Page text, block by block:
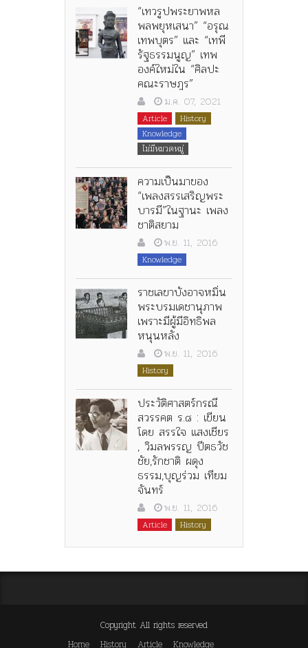
“เทวรูปพระยาพหล
พลพยุหเสนา” “อรุณ
เทพบุตร” และ “เทพี
รัฐธรรมนูญ” เทพ
องค์ใหม่ใน “ศิลปะ
คณะราษฎร”
ม.ค. 07, 2021
Article
History
Knowledge
ไม่มีหมวดหมู่
ความเป็นมาของ
“เพลงสรรเสริญพระ
บารมี”ในฐานะ เพลง
ชาติสยาม
พ.ย. 11, 2016
Knowledge
ราชเลขาบังอาจหมิ่น
พระบรมเดชานุภาพ
เพราะมีผู้มีอิทธิพล
หนุนหลัง
พ.ย. 11, 2016
History
ประวัติศาสตร์กรณี
สวรรคต ร.๘ : เขียน
โดย สรรใจ แสงเชียร
, วิมลพรรญ ปีตธวัช
ชัย,รักชาติ ผดุง
ธรรม,บุญร่วม เทียม
จันทร์
พ.ย. 11, 2016
Article History
Copyright All rights reserved
Home
History Article Knowledge